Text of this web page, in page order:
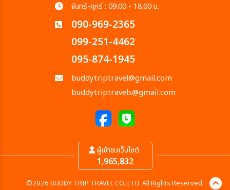
จันทร์-ศุกร์ : 09.00 - 18.00 น.
090-969-2365
099-251-4462
095-874-1945
buddytriptravel@gmail.com
buddytriptravels@gmail.com
ผู้เข้าชมเว็บไซต์
1,965,832
©2026 BUDDY TRIP TRAVEL CO.,LTD. All Rights Reserved.